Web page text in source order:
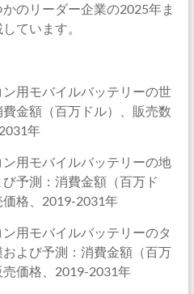
のリーダー企業の2025年ま
ています。
用モバイルバッテリーの世
金額（百万ドル）、販売数
年
用モバイルバッテリーの地
予測：消費金額（百万ド
格、2019-2031年
用モバイルバッテリーのタ
よび予測：消費金額（百万
売価格、2019-2031年